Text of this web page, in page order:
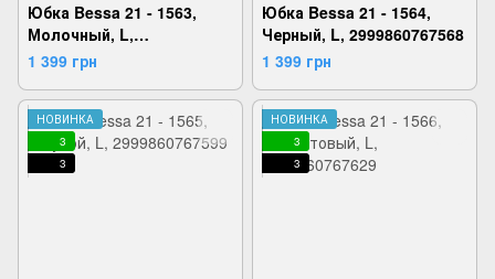
Юбка Bessa 21 - 1563,
Молочный, L,
2999860767537
1 399 грн
Юбка Bessa 21 - 1564,
Черный, L, 2999860767568
1 399 грн
НОВИНКА
3
3
НОВИНКА
3
3